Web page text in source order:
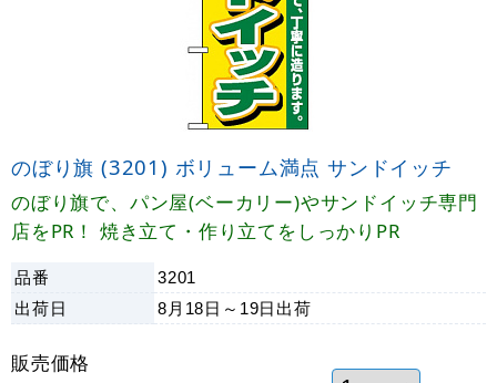
のぼり旗 (3201) ボリューム満点 サンドイッチ
のぼり旗で、パン屋(ベーカリー)やサンドイッチ専門
店をPR！ 焼き立て・作り立てをしっかりPR
品番 3201
出荷日 8月18日～19日 出荷
販売価格